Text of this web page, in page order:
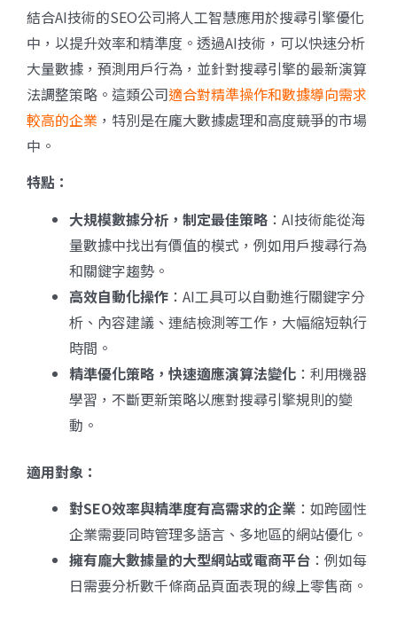
結合AI技術的SEO公司將人工智慧應用於搜尋引擎優化
中，以提升效率和精準度。透過AI技術，可以快速分析
大量數據，預測用戶行為，並針對搜尋引擎的最新演算
法調整策略。這類公司適合對精準操作和數據導向需求
較高的企業 ，特別是在龐大數據處理和高度競爭的市場
中。
特點：
大規模數據分析，制定最佳策略 ：AI技術能從海
量數據中找出有價值的模式，例如用戶搜尋行為
和關鍵字趨勢。
高效自動化操作 ：AI工具可以自動進行關鍵字分
析、內容建議、連結檢測等工作，大幅縮短執行
時間。
精準優化策略，快速適應演算法變化 ：利用機器
學習，不斷更新策略以應對搜尋引擎規則的變
動。
適用對象：
對SEO效率與精準度有高需求的企業 ：如跨國性
企業需要同時管理多語言、多地區的網站優化。
擁有龐大數據量的大型網站或電商平台 ：例如每
日需要分析數千條商品頁面表現的線上零售商。